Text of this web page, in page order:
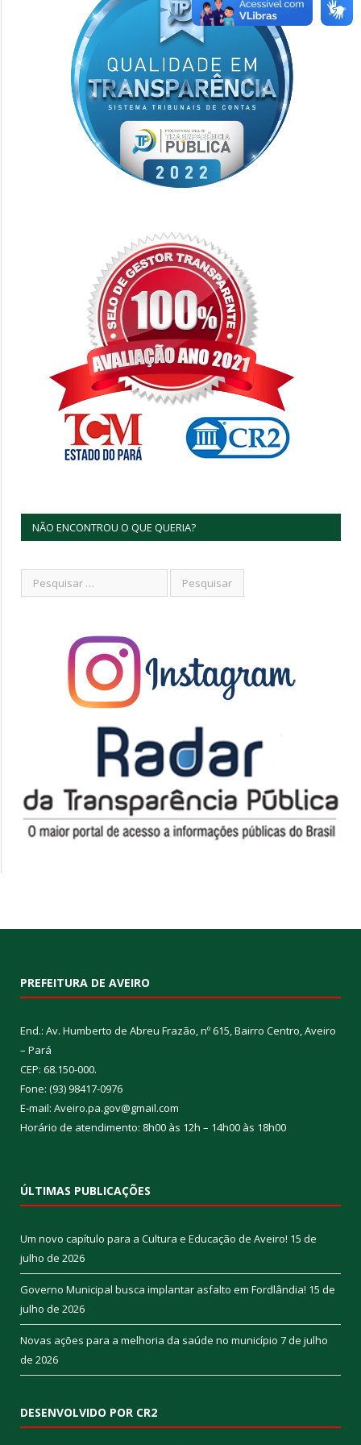
NÃO ENCONTROU O QUE QUERIA?
PREFEITURA DE AVEIRO
End.: Av. Humberto de Abreu Frazão, nº 615, Bairro Centro, Aveiro
– Pará
CEP: 68.150-000.
Fone: (93) 98417-0976
E-mail: Aveiro.pa.gov@gmail.com
Horário de atendimento: 8h00 às 12h – 14h00 às 18h00
ÚLTIMAS PUBLICAÇÕES
Um novo capítulo para a Cultura e Educação de Aveiro! 15 de
julho de 2026
Governo Municipal busca implantar asfalto em Fordlândia! 15 de
julho de 2026
Novas ações para a melhoria da saúde no município 7 de julho
de 2026
DESENVOLVIDO POR CR2